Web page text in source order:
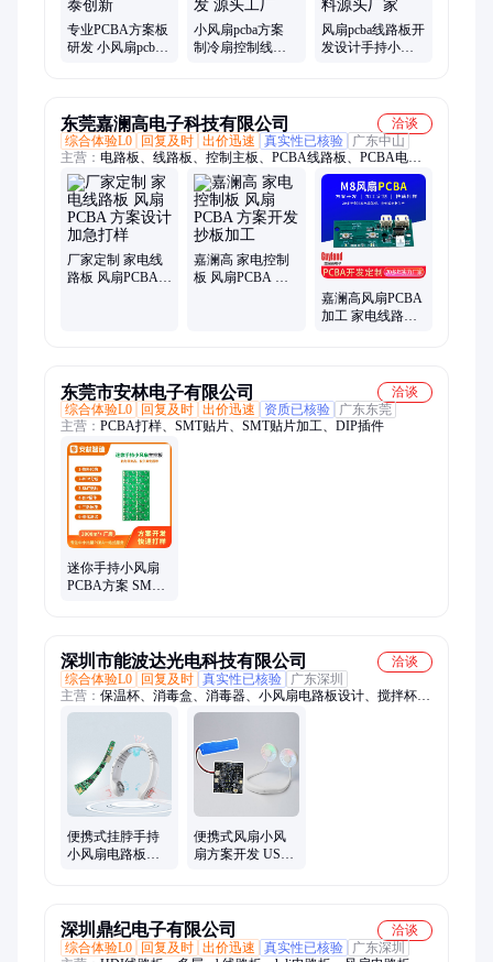
代工代料
专业PCBA方案板
研发 小风扇pcba
小风扇pcba方案
制冷扇控制线路
风扇pcba线路板开
发设计手持小风
东莞嘉澜高电子科技有限公司
洽谈
综合体验L0
回复及时 出价迅速 真实性已核验
广东中山
主营： 电路板、线路板、控制主板、PCBA线路板、PCBA电路
板、PCBA、PCBA开发、PCBA定制、PCB抄板加工
厂家定制 家电线
路板 风扇PCBA
嘉澜高 家电控制
板 风扇PCBA 方
嘉澜高风扇PCBA
加工 家电线路板
东莞市安林电子有限公司
洽谈
综合体验L0
回复及时 出价迅速 资质已核验
广东东莞
主营： PCBA打样、SMT贴片、SMT贴片加工、DIP插件
迷你手持小风扇
PCBA方案 SMT
深圳市能波达光电科技有限公司
洽谈
综合体验L0
回复及时 真实性已核验
广东深圳
主营： 保温杯、消毒盒、消毒器、小风扇电路板设计、搅拌杯、
消毒灯管、塑料水瓶、奶瓶用品、紫外线灯、智能水杯、塑料水
杯、咖啡水杯、储物水杯、运动水杯、杀菌灯管、紫外线uv灯、
臭氧消毒灯、淡蓝色灯形、不锈钢水瓶、牙刷消毒灯、牙刷消毒
架、马桶灭菌灯、水力发电机、杀菌消毒灯、消毒牙刷架、马桶
电源板
便携式挂脖手持
小风扇电路板设
便携式风扇小风
扇方案开发 USB
深圳鼎纪电子有限公司
洽谈
综合体验L0
回复及时 出价迅速 真实性已核验
广东深圳